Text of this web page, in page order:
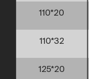
110*20
110*32
125*20